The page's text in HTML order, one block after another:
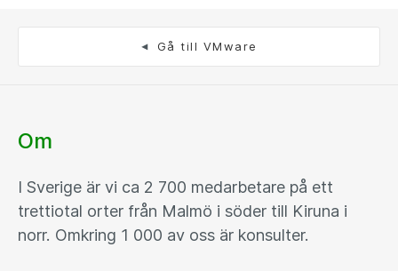
Gå till VMware
Om
I Sverige är vi ca 2 700 medarbetare på ett
trettiotal orter från Malmö i söder till Kiruna i
norr. Omkring 1 000 av oss är konsulter.